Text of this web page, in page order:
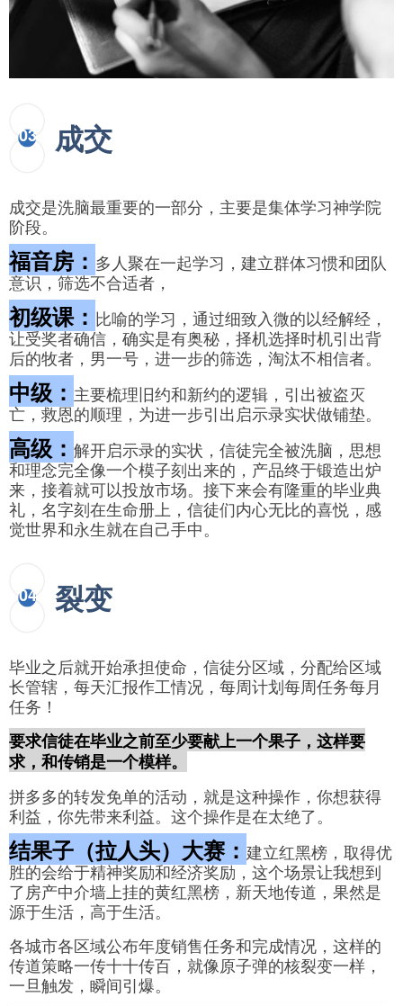
03 成交
成交是洗脑最重要的一部分，主要是集体学习神学院
阶段。
福音房： 多人聚在一起学习，建立群体习惯和团队
意识，筛选不合适者，
初级课： 比喻的学习，通过细致入微的以经解经，
让受奖者确信，确实是有奥秘，择机选择时机引出背
后的牧者，男一号，进一步的筛选，淘汰不相信者。
中级： 主要梳理旧约和新约的逻辑，引出被盗灭
亡，救恩的顺理，为进一步引出启示录实状做铺垫。
高级： 解开启示录的实状，信徒完全被洗脑，思想
和理念完全像一个模子刻出来的，产品终于锻造出炉
来，接着就可以投放市场。接下来会有隆重的毕业典
礼，名字刻在生命册上，信徒们内心无比的喜悦，感
觉世界和永生就在自己手中。
04 裂变
毕业之后就开始承担使命，信徒分区域，分配给区域
长管辖，每天汇报作工情况，每周计划每周任务每月
任务！
要求信徒在毕业之前至少要献上一个果子，这样要
求，和传销是一个模样。
拼多多的转发免单的活动，就是这种操作，你想获得
利益，你先带来利益。这个操作是在太绝了。
结果子（拉人头）大赛： 建立红黑榜，取得优
胜的会给于精神奖励和经济奖励，这个场景让我想到
了房产中介墙上挂的黄红黑榜，新天地传道，果然是
源于生活，高于生活。
各城市各区域公布年度销售任务和完成情况，这样的
传道策略一传十十传百，就像原子弹的核裂变一样，
一旦触发，瞬间引爆。